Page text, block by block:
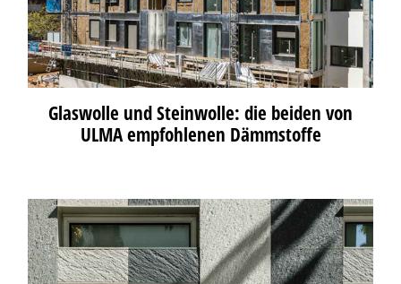
Glaswolle und Steinwolle: die beiden von
ULMA empfohlenen Dämmstoffe